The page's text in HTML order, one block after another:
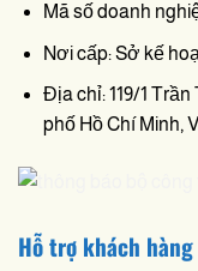
Mã số doanh
Nơi cấp: Sở kế
Địa chỉ: 119/1
phố Hồ Chí Minh,
Hỗ trợ khách hàng